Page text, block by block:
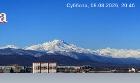
Суббота, 08.08.2026, 20:46